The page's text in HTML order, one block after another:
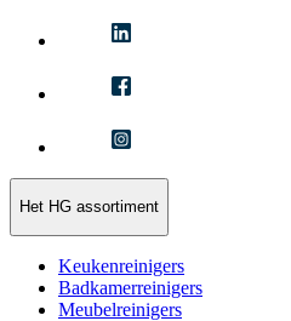
Het HG assortiment
Keukenreinigers
Badkamerreinigers
Meubelreinigers